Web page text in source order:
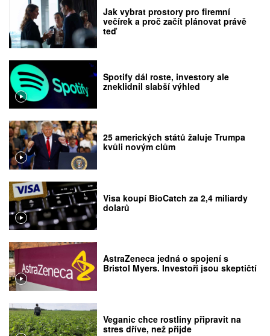
Jak vybrat prostory pro firemní
večírek a proč začít plánovat právě
teď
Spotify dál roste, investory ale
zneklidnil slabší výhled
25 amerických států žaluje Trumpa
kvůli novým clům
Visa koupí BioCatch za 2,4 miliardy
dolarů
AstraZeneca jedná o spojení s
Bristol Myers. Investoři jsou skeptičtí
Veganic chce rostliny připravit na
stres dříve, než přijde